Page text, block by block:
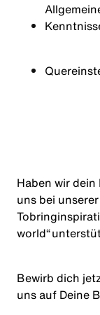
Haben wir
uns bei
Tobring
world“
Bewirb dich
uns auf Deine